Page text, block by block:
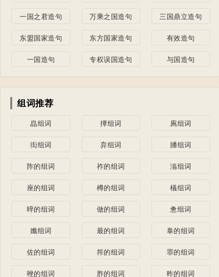
一国之君造句 万乘之国造句 三国鼎立造句
东盟国家造句 东方国家造句 有效造句
一国造句 专权误国造句 与国造句
组词推荐
皛组词 撢组词 鳸组词
衒组词 弃组词 膰组词
阼的组词 祚的组词 滃组词
座的组词 樽的组词 檥组词
晬的组词 做的组词 惫组词
孅组词 最的组词 辠的组词
佐的组词 筰的组词 罪的组词
唑的组词 胙的组词 昨的组词